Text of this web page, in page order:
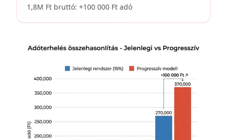
1,8M Ft bruttó: +100 000 Ft adó